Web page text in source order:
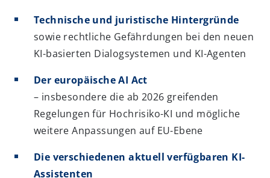
Technische und juristische Hintergründe
sowie rechtliche Gefährdungen bei den neuen
KI-basierten Dialogsystemen und KI-Agenten
Der europäische AI Act
– insbesondere die ab 2026 greifenden
Regelungen für Hochrisiko-KI und mögliche
weitere Anpassungen auf EU-Ebene
Die verschiedenen aktuell verfügbaren KI-
Assistenten